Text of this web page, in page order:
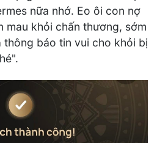
nữa nhớ. Eo ôi con nợ
mau khỏi chấn thương, sớm
thông báo tin vui cho khỏi bị